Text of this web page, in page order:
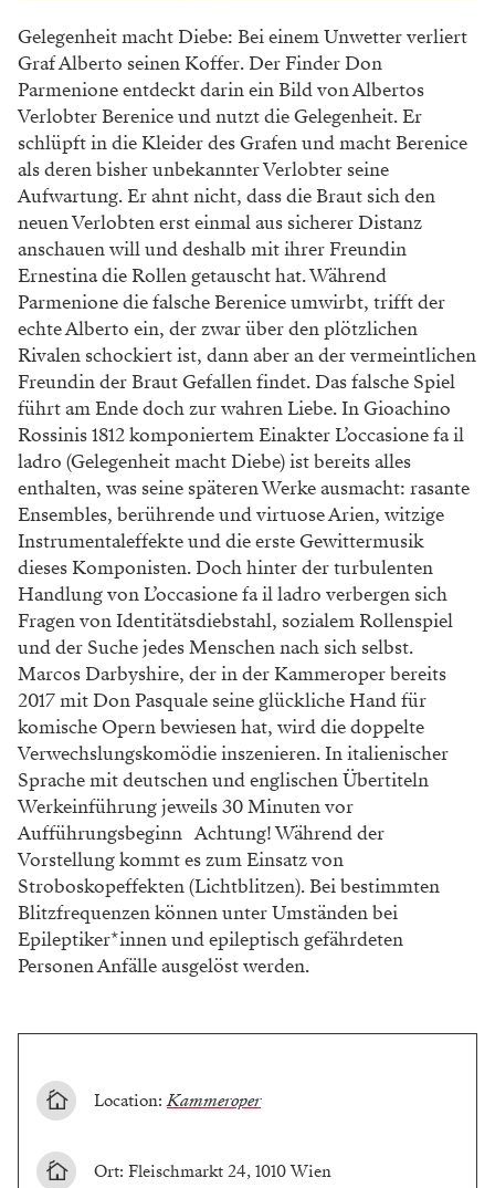
Gelegenheit macht Diebe: Bei einem Unwetter verliert
Graf Alberto seinen Koffer. Der Finder Don
Parmenione entdeckt darin ein Bild von Albertos
Verlobter Berenice und nutzt die Gelegenheit. Er
schlüpft in die Kleider des Grafen und macht Berenice
als deren bisher unbekannter Verlobter seine
Aufwartung. Er ahnt nicht, dass die Braut sich den
neuen Verlobten erst einmal aus sicherer Distanz
anschauen will und deshalb mit ihrer Freundin
Ernestina die Rollen getauscht hat. Während
Parmenione die falsche Berenice umwirbt, trifft der
echte Alberto ein, der zwar über den plötzlichen
Rivalen schockiert ist, dann aber an der vermeintlichen
Freundin der Braut Gefallen findet. Das falsche Spiel
führt am Ende doch zur wahren Liebe. In Gioachino
Rossinis 1812 komponiertem Einakter L’occasione fa il
ladro (Gelegenheit macht Diebe) ist bereits alles
enthalten, was seine späteren Werke ausmacht: rasante
Ensembles, berührende und virtuose Arien, witzige
Instrumentaleffekte und die erste Gewittermusik
dieses Komponisten. Doch hinter der turbulenten
Handlung von L’occasione fa il ladro verbergen sich
Fragen von Identitätsdiebstahl, sozialem Rollenspiel
und der Suche jedes Menschen nach sich selbst.
Marcos Darbyshire, der in der Kammeroper bereits
2017 mit Don Pasquale seine glückliche Hand für
komische Opern bewiesen hat, wird die doppelte
Verwechslungskomödie inszenieren. In italienischer
Sprache mit deutschen und englischen Übertiteln
Werkeinführung jeweils 30 Minuten vor
Aufführungsbeginn Achtung! Während der
Vorstellung kommt es zum Einsatz von
Stroboskopeffekten (Lichtblitzen). Bei bestimmten
Blitzfrequenzen können unter Umständen bei
Epileptiker*innen und epileptisch gefährdeten
Personen Anfälle ausgelöst werden.
Location:Kammeroper
Ort: Fleischmarkt 24, 1010 Wien